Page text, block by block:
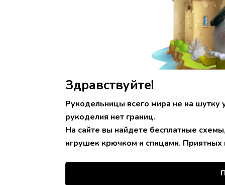
Здравствуйте!
Рукодельницы всего мира не на шутку
рукоделия нет границ.
На сайте вы найдете бесплатные
игрушек крючком и спицами. Приятных